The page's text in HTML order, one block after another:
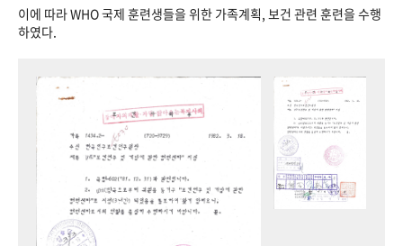
이에 따라 WHO 국제 훈련생들을 위한 가족계획, 보건 관련 훈련을 수행
하였다.